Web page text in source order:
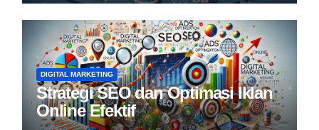
DIGITAL MARKETING
Strategi SEO dan Optimasi Iklan
Online Efektif